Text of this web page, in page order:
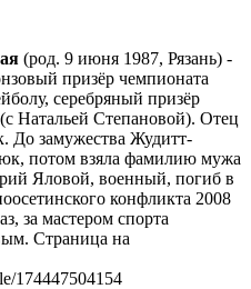
(род. 9 июня 1987, Рязань) -
призёр чемпионата
серебряный призёр
Натальей Степановой). Отец
До замужества Жудитт-
потом взяла фамилию мужа
Яловой, военный, погиб в
конфликта 2008
за мастером спорта
Страница на
174447504154